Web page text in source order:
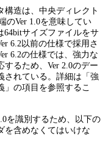
造は、中央ディレクト
のVer 1.0を意味してい
64bitサイズファイルをサ
6.2以前の仕様で採用さ
6.2の仕様では、強力な
するため、Ver 2.0のデー
されている。詳細は「強
」の項目を参照するこ
を識別するため、以下の
を含めなくてはいけな